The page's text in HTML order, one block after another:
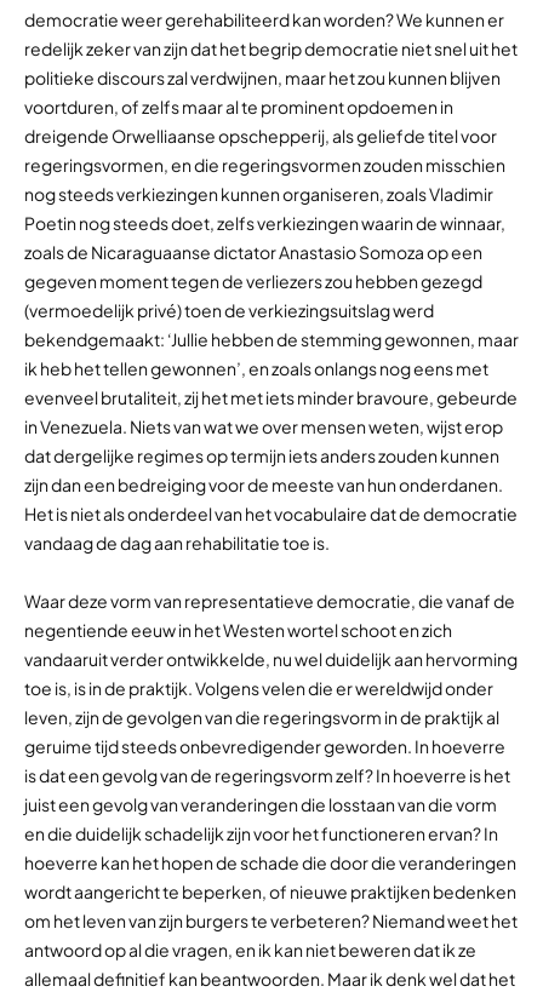
democratie weer gerehabiliteerd kan worden? We kunnen er
redelijk zeker van zijn dat het begrip democratie niet snel uit het
politieke discours zal verdwijnen, maar het zou kunnen blijven
voortduren, of zelfs maar al te prominent opdoemen in
dreigende Orwelliaanse opschepperij, als geliefde titel voor
regeringsvormen, en die regeringsvormen zouden misschien
nog steeds verkiezingen kunnen organiseren, zoals Vladimir
Poetin nog steeds doet, zelfs verkiezingen waarin de winnaar,
zoals de Nicaraguaanse dictator Anastasio Somoza op een
gegeven moment tegen de verliezers zou hebben gezegd
(vermoedelijk privé) toen de verkiezingsuitslag werd
bekendgemaakt: ‘Jullie hebben de stemming gewonnen, maar
ik heb het tellen gewonnen’, en zoals onlangs nog eens met
evenveel brutaliteit, zij het met iets minder bravoure, gebeurde
in Venezuela. Niets van wat we over mensen weten, wijst erop
dat dergelijke regimes op termijn iets anders zouden kunnen
zijn dan een bedreiging voor de meeste van hun onderdanen.
Het is niet als onderdeel van het vocabulaire dat de democratie
vandaag de dag aan rehabilitatie toe is.
Waar deze vorm van representatieve democratie, die vanaf de
negentiende eeuw in het Westen wortel schoot en zich
vandaaruit verder ontwikkelde, nu wel duidelijk aan hervorming
toe is, is in de praktijk. Volgens velen die er wereldwijd onder
leven, zijn de gevolgen van die regeringsvorm in de praktijk al
geruime tijd steeds onbevredigender geworden. In hoeverre
is dat een gevolg van de regeringsvorm zelf? In hoeverre is het
juist een gevolg van veranderingen die losstaan van die vorm
en die duidelijk schadelijk zijn voor het functioneren ervan? In
hoeverre kan het hopen de schade die door die veranderingen
wordt aangericht te beperken, of nieuwe praktijken bedenken
om het leven van zijn burgers te verbeteren? Niemand weet het
antwoord op al die vragen, en ik kan niet beweren dat ik ze
allemaal definitief kan beantwoorden. Maar ik denk wel dat het